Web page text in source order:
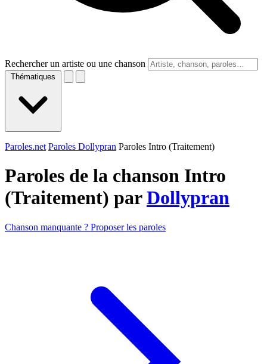
Rechercher un artiste ou une chanson
Thématiques
Paroles.net Paroles Dollypran Paroles Intro (Traitement)
Paroles de la chanson Intro
(Traitement) parDollypran
Chanson manquante ? Proposer les paroles